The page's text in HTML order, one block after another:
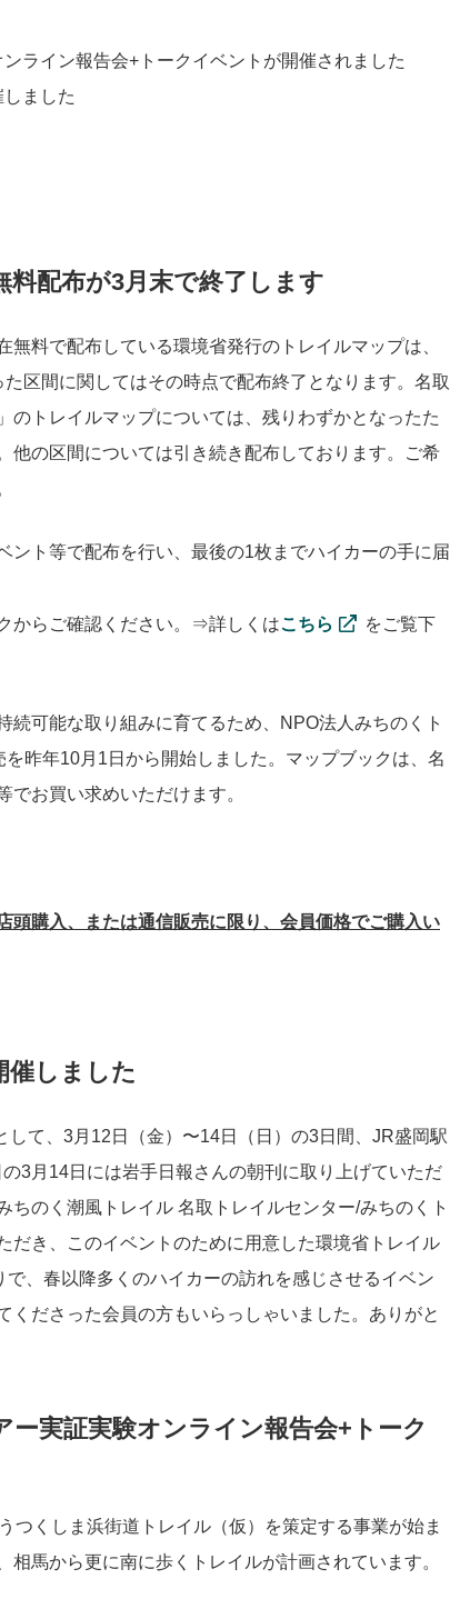
ライン報告会+トークイベントが開催されました
ました
配布が3月末で終了します
料で配布している環境省発行のトレイルマップは、
た区間に関してはその時点で配布終了となります。名取
のトレイルマップについては、残りわずかとなったた
他の区間については引き続き配布しております。ご希
ント等で配布を行い、最後の1枚までハイカーの手に届
からご確認ください。⇒詳しくはこちら
をご覧下
続可能な取り組みに育てるため、NPO法人みちのくト
昨年10月1日から開始しました。マップブックは、名
お買い求めいただけます。
頭購入、または通信販売に限り、会員価格でご購入い
催しました
て、3月12日（金）〜14日（日）の3日間、JR盛岡駅
3月14日には岩手日報さんの朝刊に取り上げていただ
のく潮風トレイル 名取トレイルセンター/みちのくト
だき、このイベントのために用意した環境省トレイル
、春以降多くのハイカーの訪れを感じさせるイベン
くださった会員の方もいらっしゃいました。ありがと
実証実験オンライン報告会+トーク
つくしま浜街道トレイル（仮）を策定する事業が始ま
馬から更に南に歩くトレイルが計画されています。